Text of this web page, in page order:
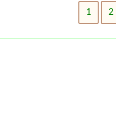
1 2